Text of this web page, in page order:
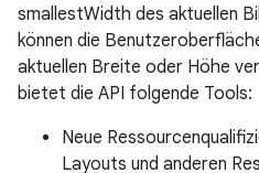
smallestWidth des aktuellen
können die
aktuellen Breite oder Höhe
bietet die API folgende Tools:
Neue
Layouts und anderen